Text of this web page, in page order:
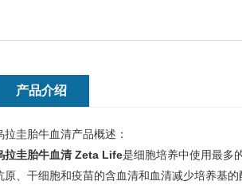
产品介绍
拉圭胎牛血清产品概述：
拉圭胎牛血清 Zeta Life是细胞培养中使用最多
原、干细胞和疫苗的含血清和血清减少培养基